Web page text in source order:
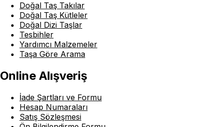
Doğal Taş Takılar
Doğal Taş Kütleler
Doğal Dizi Taşlar
Tesbihler
Yardımcı Malzemeler
Taşa Göre Arama
Online Alışveriş
İade Şartları ve Formu
Hesap Numaraları
Satış Sözleşmesi